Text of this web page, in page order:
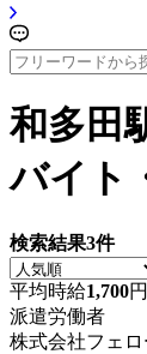
和多田
バイト
検索結果3件
平均時給1,700円
派遣労働者
株式会社フェ